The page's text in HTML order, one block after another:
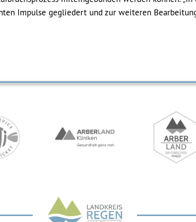
Impulse gegliedert und zur weiteren